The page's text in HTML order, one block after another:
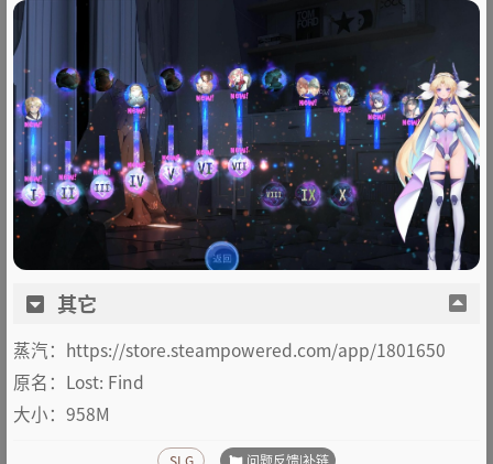
其它
蒸汽：https://store.steampowered.com/app/1801650
原名：Lost: Find
大小：958M
SLG 问题反馈|补链